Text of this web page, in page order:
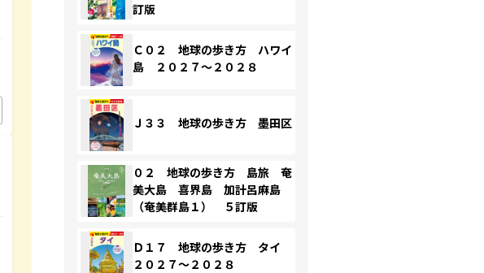
訂版
Ｃ０２ 地球の歩き方 ハワイ
島 ２０２７～２０２８
Ｊ３３ 地球の歩き方 墨田区
０２ 地球の歩き方 島旅 奄
美大島 喜界島 加計呂麻島
（奄美群島１） ５訂版
Ｄ１７ 地球の歩き方 タイ
２０２７～２０２８